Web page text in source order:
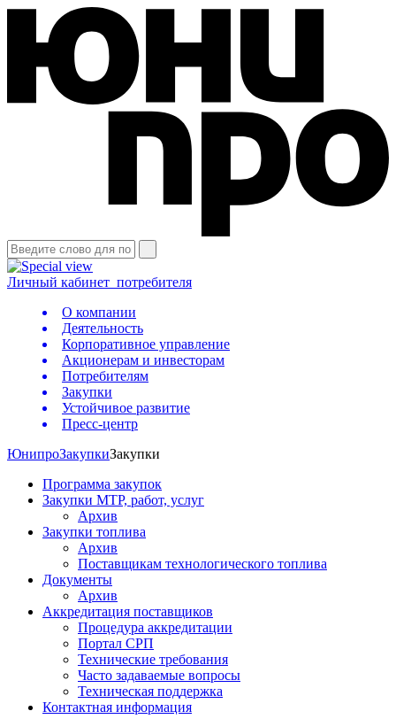
Личный кабинет потребителя
О компании
Деятельность
Корпоративное управление
Акционерам и инвесторам
Потребителям
Закупки
Устойчивое развитие
Пресс-центр
ЮнипроЗакупкиЗакупки
Программа закупок
Закупки МТР, работ, услуг
Архив
Закупки топлива
Архив
Поставщикам технологического топлива
Документы
Архив
Аккредитация поставщиков
Процедура аккредитации
Портал СРП
Технические требования
Часто задаваемые вопросы
Техническая поддержка
Контактная информация